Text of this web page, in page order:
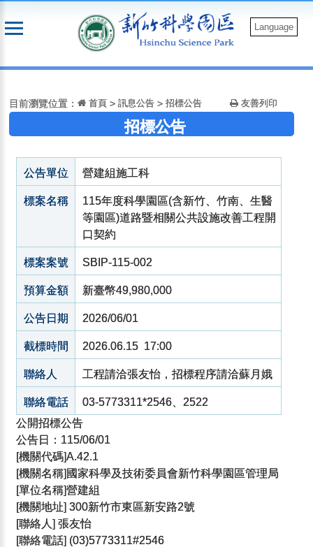
到
Language
目前瀏覽位置： 首頁 >訊息公告 >招標公告 友善列印
招標公告
公告單位 營建組施工科
標案名稱
115年度科學園區(含新竹、竹南、生醫
等園區)道路暨相關公共設施改善工程開
口契約
標案案號 SBIP-115-002
預算金額 新臺幣49,980,000
公告日期 2026/06/01
截標時間 2026.06.15 17:00
聯絡人 工程請洽張友怡，招標程序請洽蘇月娥
聯絡電話
03-5773311*2546、2522
公開招標公告
公告日：115/06/01
[機關代碼]A.42.1
[機關名稱]國家科學及技術委員會新竹科學園區管理局
[單位名稱]營建組
[機關地址] 300新竹市東區新安路2號
[聯絡人] 張友怡
[聯絡電話] (03)5773311#2546